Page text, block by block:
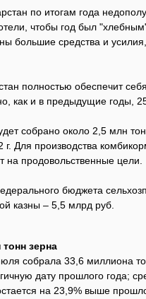
по итогам года
чтобы год был
большие средства и
полностью обеспечит
как и в предыдущие годы,
собрано около 2,5 млн
г. Для производства
на продовольственные цели.
бюджета
казны – 5,5 млрд руб.
зерна
собрала 33,6 миллиона
дату прошлого года;
на 23,9% выше